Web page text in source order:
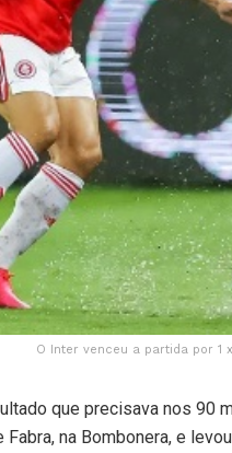
O Inter venceu a partida por 1
que precisava nos 90
Fabra, na Bombonera, e